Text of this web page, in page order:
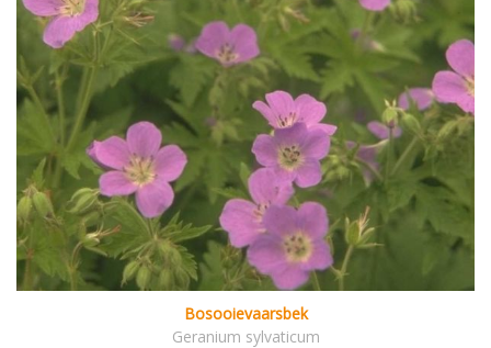
Bosooievaarsbek
Geranium sylvaticum